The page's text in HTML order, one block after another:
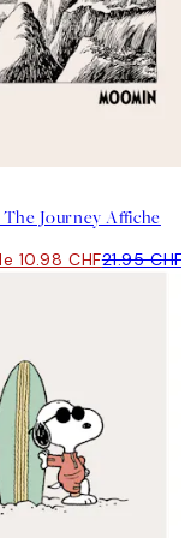
Journey Affiche
10.98 CHF21.95 CHF